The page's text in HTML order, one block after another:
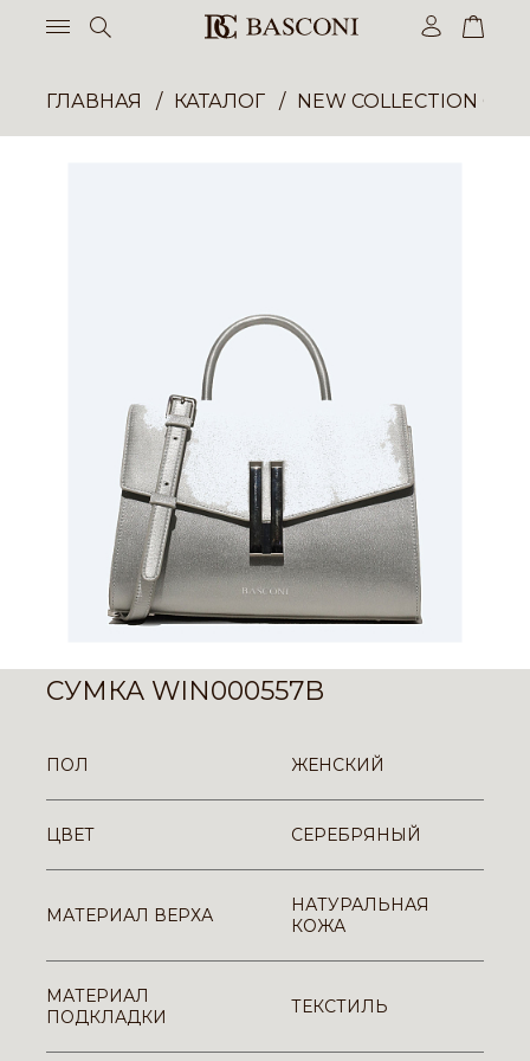
ГЛАВНАЯ КАТАЛОГ NEW COLLECTION
СУМКА WIN000557B
ПОЛ ЖЕНСКИЙ
ЦВЕТ СЕРЕБРЯНЫЙ
МАТЕРИАЛ ВЕРХА
НАТУРАЛЬНАЯ
КОЖА
МАТЕРИАЛ
ПОДКЛАДКИ
ТЕКСТИЛЬ